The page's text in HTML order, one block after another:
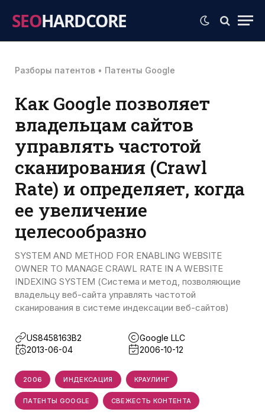
SEOHARDCORE
Разборы патентов • Патенты Google
Как Google позволяет
владельцам сайтов
управлять частотой
сканирования (Crawl
Rate) и определяет, когда
ее увеличение
целесообразно
SYSTEM AND METHOD FOR ENABLING WEBSITE
OWNER TO MANAGE CRAWL RATE IN A WEBSITE
INDEXING SYSTEM (Система и метод, позволяющие
владельцу веб-сайта управлять частотой
сканирования в системе индексации веб-сайтов)
US8458163B2
Google LLC
2013-06-04
2006-10-12
2006 ИНДЕКСАЦИЯ КРАУЛИНГ
ПАТЕНТЫ GOOGLE СВЕЖЕСТЬ КОНТЕНТА